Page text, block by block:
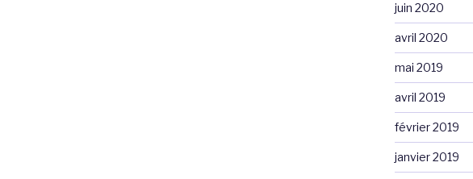
juin 2020
avril 2020
mai 2019
avril 2019
février 2019
janvier 2019